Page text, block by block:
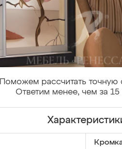
Поможем рассчитать точную
Ответим менее, чем за 15